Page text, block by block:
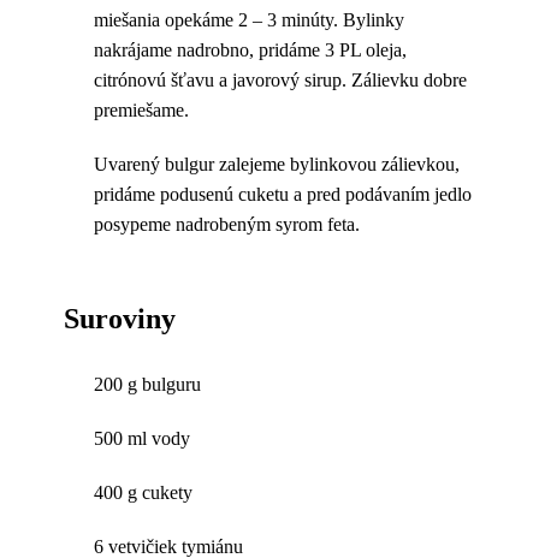
miešania opekáme 2 – 3 minúty. Bylinky
nakrájame nadrobno, pridáme 3 PL oleja,
citrónovú šťavu a javorový sirup. Zálievku dobre
premiešame.
Uvarený bulgur zalejeme bylinkovou zálievkou,
pridáme podusenú cuketu a pred podávaním jedlo
posypeme nadrobeným syrom feta.
Suroviny
200 g bulguru
500 ml vody
400 g cukety
6 vetvičiek tymiánu